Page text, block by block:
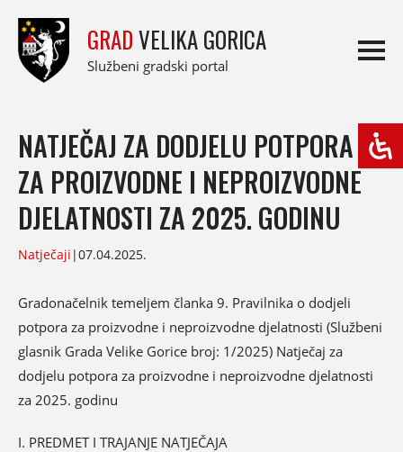
GRADVELIKA GORICA
Službeni gradski portal
NATJEČAJ ZA DODJELU POTPORA
ZA PROIZVODNE I NEPROIZVODNE
DJELATNOSTI ZA 2025. GODINU
Natječaji |07.04.2025.
Gradonačelnik temeljem članka 9. Pravilnika o dodjeli
potpora za proizvodne i neproizvodne djelatnosti (Službeni
glasnik Grada Velike Gorice broj: 1/2025) Natječaj za
dodjelu potpora za proizvodne i neproizvodne djelatnosti
za 2025. godinu
I. PREDMET I TRAJANJE NATJEČAJA